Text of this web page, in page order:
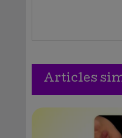
Articles